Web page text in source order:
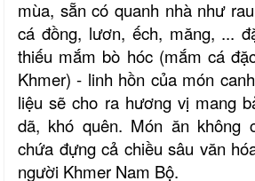
mùa, sẵn có quanh nhà như
cá đồng, lươn, ếch, măng, ...
thiếu mắm bò hóc (mắm cá
Khmer)- linh hồn của món
liệu sẽ cho ra hương vị mang
dã, khó quên. Món ăn không
chứa đựng cả chiều sâu văn
người Khmer Nam Bộ.